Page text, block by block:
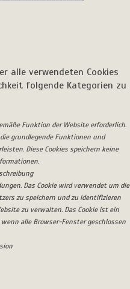
alle verwendeten Cookies
folgende Kategorien zu
Funktion der Website erforderlich.
grundlegende Funktionen und
Diese Cookies speichern keine
Das Cookie wird verwendet um die
zu speichern und zu identifizieren
zu verwalten. Das Cookie ist ein
alle Browser-Fenster geschlossen